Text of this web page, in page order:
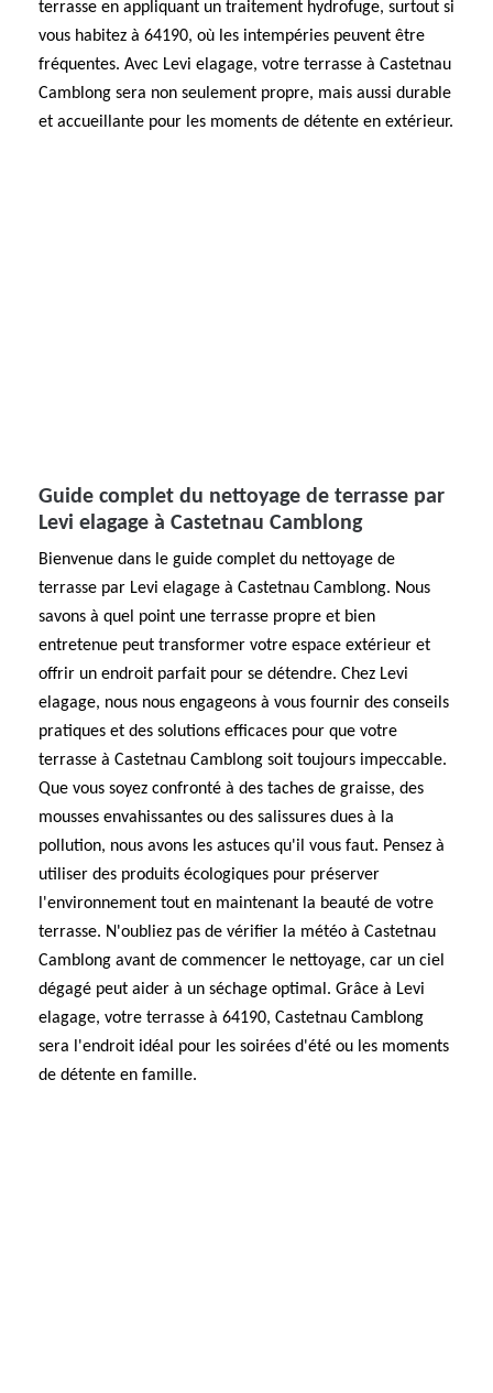
terrasse en appliquant un traitement hydrofuge, surtout si
vous habitez à 64190, où les intempéries peuvent être
fréquentes. Avec Levi elagage, votre terrasse à Castetnau
Camblong sera non seulement propre, mais aussi durable
et accueillante pour les moments de détente en extérieur.
Guide complet du nettoyage de terrasse par
Levi elagage à Castetnau Camblong
Bienvenue dans le guide complet du nettoyage de
terrasse par Levi elagage à Castetnau Camblong. Nous
savons à quel point une terrasse propre et bien
entretenue peut transformer votre espace extérieur et
offrir un endroit parfait pour se détendre. Chez Levi
elagage, nous nous engageons à vous fournir des conseils
pratiques et des solutions efficaces pour que votre
terrasse à Castetnau Camblong soit toujours impeccable.
Que vous soyez confronté à des taches de graisse, des
mousses envahissantes ou des salissures dues à la
pollution, nous avons les astuces qu'il vous faut. Pensez à
utiliser des produits écologiques pour préserver
l'environnement tout en maintenant la beauté de votre
terrasse. N'oubliez pas de vérifier la météo à Castetnau
Camblong avant de commencer le nettoyage, car un ciel
dégagé peut aider à un séchage optimal. Grâce à Levi
elagage, votre terrasse à 64190, Castetnau Camblong
sera l'endroit idéal pour les soirées d'été ou les moments
de détente en famille.